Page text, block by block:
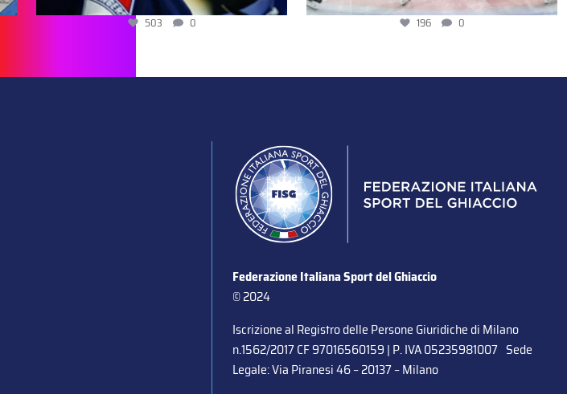
503 0 196 0
Federazione Italiana Sport del Ghiaccio
© 2024
Iscrizione al Registro delle Persone Giuridiche di Milano
n.1562/2017 CF 97016560159 | P. IVA 05235981007 Sede
Legale: Via Piranesi 46 – 20137 – Milano